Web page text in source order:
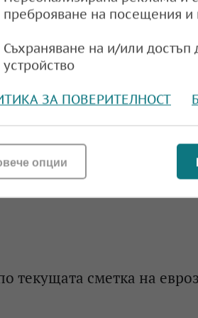
евро е нараснал
в края на 2024 г.
текущата сметка на
текущата сметка на
преброяване на посещения и
Съхраняване на и/или
устройство
ЗА ПОВЕРИТЕЛНОСТ
опции